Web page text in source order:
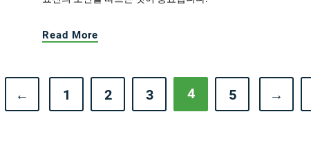
Read More
← 1 2 3 4 5 →